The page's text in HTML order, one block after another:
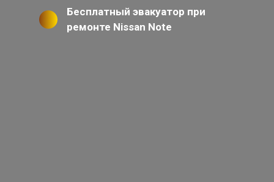
Бесплатный эвакуатор при
ремонте Nissan Note